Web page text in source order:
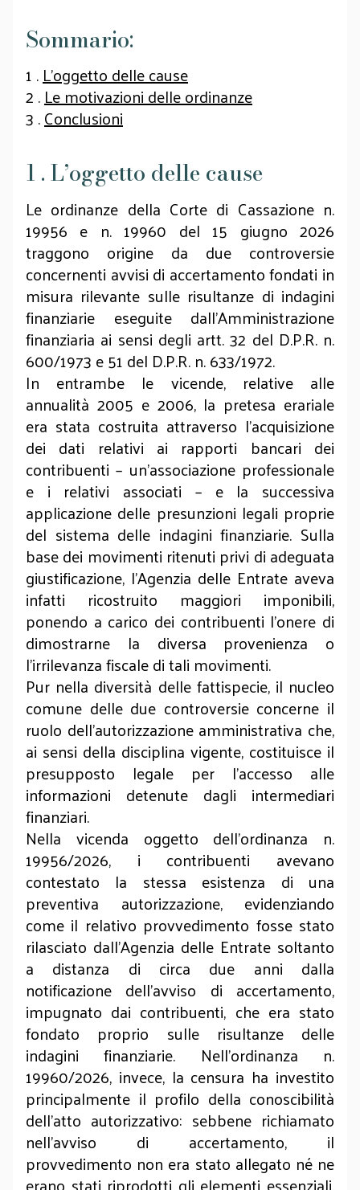
Sommario:
1 .L’oggetto delle cause
2 .Le motivazioni delle ordinanze
3 .Conclusioni
1 . L’oggetto delle cause
Le ordinanze della Corte di Cassazione n.
19956 e n. 19960 del 15 giugno 2026
traggono origine da due controversie
concernenti avvisi di accertamento fondati in
misura rilevante sulle risultanze di indagini
finanziarie eseguite dall'Amministrazione
finanziaria ai sensi degli artt. 32 del D.P.R. n.
600/1973 e 51 del D.P.R. n. 633/1972.
In entrambe le vicende, relative alle
annualità 2005 e 2006, la pretesa erariale
era stata costruita attraverso l'acquisizione
dei dati relativi ai rapporti bancari dei
contribuenti – un'associazione professionale
e i relativi associati – e la successiva
applicazione delle presunzioni legali proprie
del sistema delle indagini finanziarie. Sulla
base dei movimenti ritenuti privi di adeguata
giustificazione, l'Agenzia delle Entrate aveva
infatti ricostruito maggiori imponibili,
ponendo a carico dei contribuenti l'onere di
dimostrarne la diversa provenienza o
l'irrilevanza fiscale di tali movimenti.
Pur nella diversità delle fattispecie, il nucleo
comune delle due controversie concerne il
ruolo dell'autorizzazione amministrativa che,
ai sensi della disciplina vigente, costituisce il
presupposto legale per l'accesso alle
informazioni detenute dagli intermediari
finanziari.
Nella vicenda oggetto dell'ordinanza n.
19956/2026, i contribuenti avevano
contestato la stessa esistenza di una
preventiva autorizzazione, evidenziando
come il relativo provvedimento fosse stato
rilasciato dall'Agenzia delle Entrate soltanto
a distanza di circa due anni dalla
notificazione dell'avviso di accertamento,
impugnato dai contribuenti, che era stato
fondato proprio sulle risultanze delle
indagini finanziarie. Nell'ordinanza n.
19960/2026, invece, la censura ha investito
principalmente il profilo della conoscibilità
dell'atto autorizzativo: sebbene richiamato
nell'avviso di accertamento, il
provvedimento non era stato allegato né ne